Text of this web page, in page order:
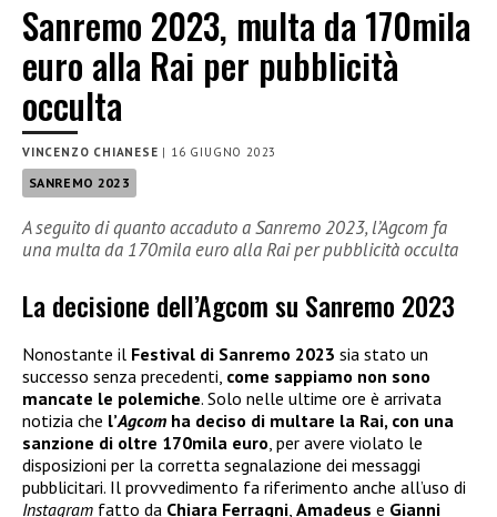
Sanremo 2023, multa da 170mila
euro alla Rai per pubblicità
occulta
VINCENZO CHIANESE | 16 GIUGNO 2023
SANREMO 2023
A seguito di quanto accaduto a Sanremo 2023, l’Agcom fa
una multa da 170mila euro alla Rai per pubblicità occulta
La decisione dell’Agcom su Sanremo 2023
Nonostante il Festival di Sanremo 2023 sia stato un
successo senza precedenti, come sappiamo non sono
mancate le polemiche. Solo nelle ultime ore è arrivata
notizia che l’Agcom ha deciso di multare la Rai, con una
sanzione di oltre 170mila euro, per avere violato le
disposizioni per la corretta segnalazione dei messaggi
pubblicitari. Il provvedimento fa riferimento anche all’uso di
Instagram fatto da Chiara Ferragni, Amadeus e Gianni